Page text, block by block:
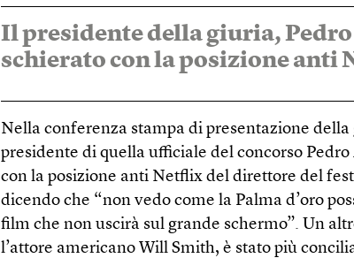
Il presidente della giuria,
schierato con la posizione anti
Nella conferenza stampa di presentazione
presidente di quella ufficiale del concorso
con la posizione anti Netflix del direttore del
dicendo che “non vedo come la Palma d’oro
film che non uscirà sul grande schermo”. Un
l’attore americano Will Smith, è stato più